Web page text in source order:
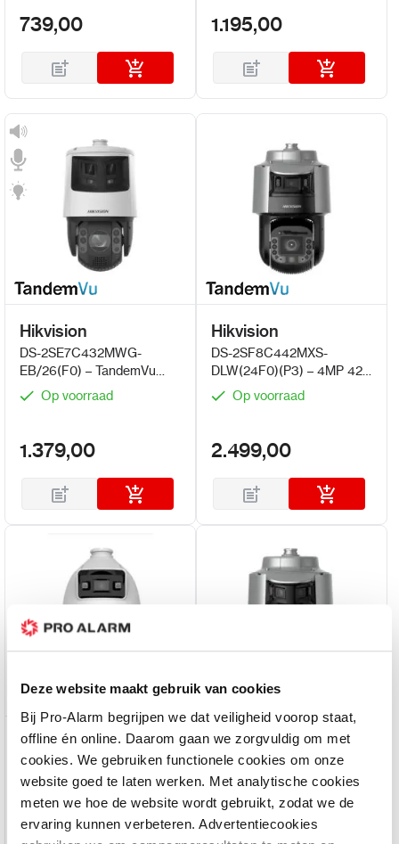
Deze website maakt gebruik van cookies
Bij Pro-Alarm begrijpen we dat veiligheid voorop staat,
offline én online. Daarom gaan we zorgvuldig om met
cookies. We gebruiken functionele cookies om onze
website goed te laten werken. Met analytische cookies
meten we hoe de website wordt gebruikt, zodat we de
ervaring kunnen verbeteren. Advertentiecookies
739,00 1.195,00
Hikvision
DS-2SE7C432MWG-
EB/26(F0) – TandemVu
6+4MP 32x PTZ Speed
Dome met 180 graden
Op voorraad
1.379,00
Hikvision
DS-2SF8C442MXS-
DLW(24F0)(P3) – 4MP 42×
TandemVu PTZ Camera
Op voorraad
2.499,00
Hikvision
DS-2SE4C425MWG-E -
4MP tandemVu 4-inch
kleurrijke IR speeddome
2-3 werkdagen
Hikvision
DS-2SF8C442MXG1-
ELW/26 - TandemVu
panoramische 6 MP
DarkFighter Speed ​​Dome
5-10 werkdagen